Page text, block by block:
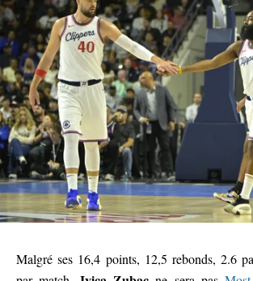
Malgré ses 16,4 points, 12,5 rebonds, 2.6